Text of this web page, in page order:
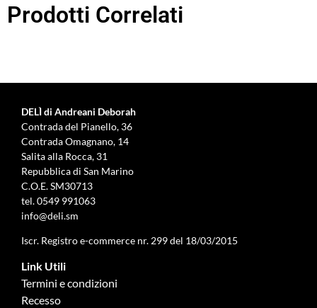
Prodotti Correlati
DELÌ di Andreani Deborah
Contrada del Pianello, 36
Contrada Omagnano, 14
Salita alla Rocca, 31
Repubblica di San Marino
C.O.E. SM30713
tel.0549 991063
info@deli.sm
Iscr. Registro e-commerce nr. 299 del 18/03/2015
Link Utili
Termini e condizioni
Recesso